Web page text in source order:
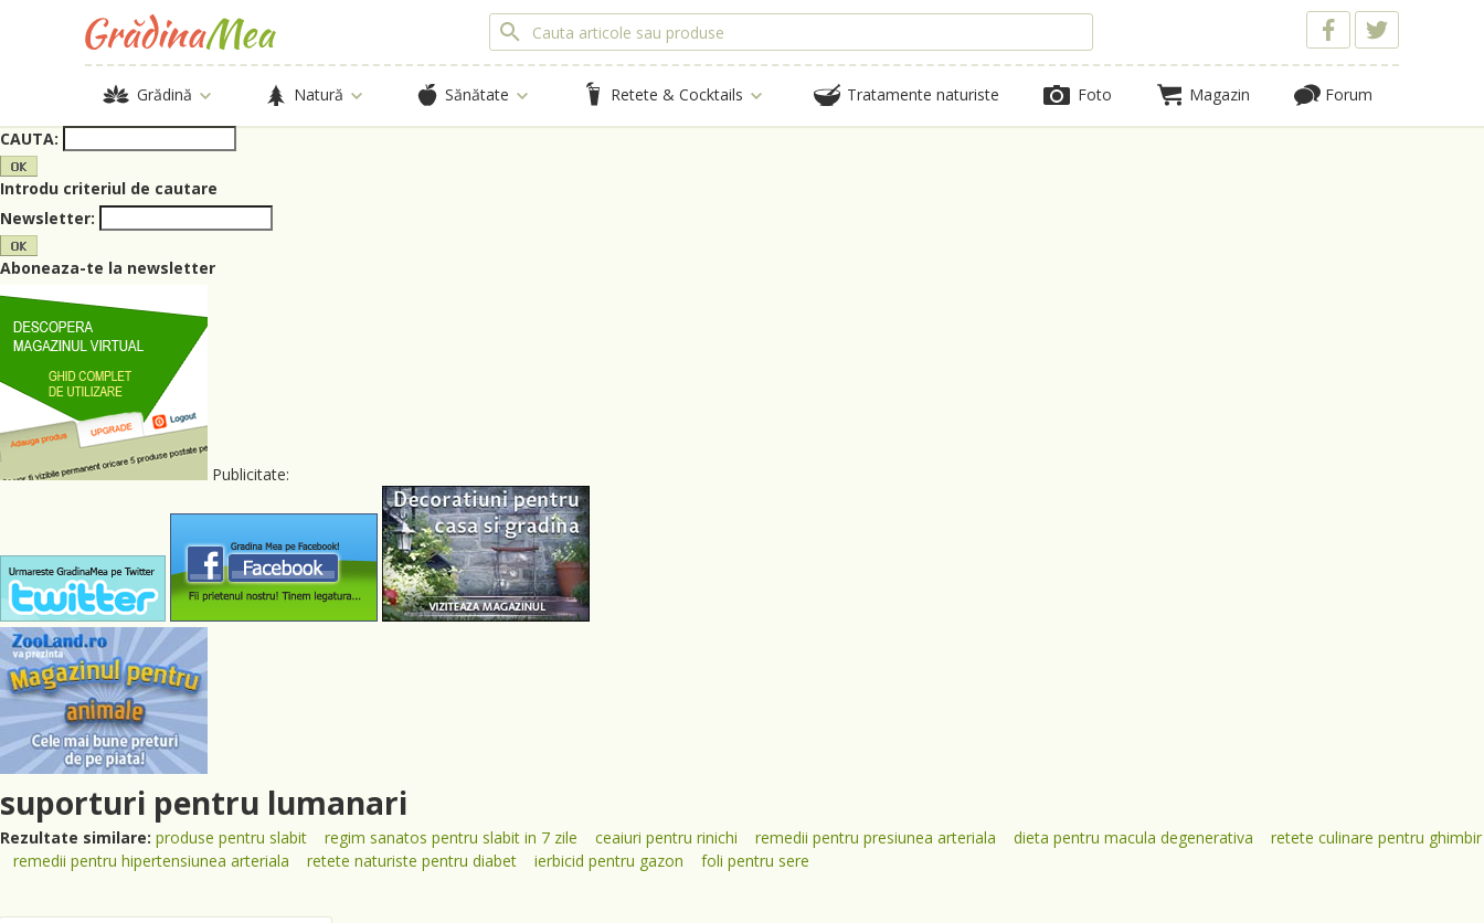
Grădină Natură Sănătate Retete & Cocktails Tratamente naturiste Foto Magazin Forum
CAUTA:
Introdu criteriul de cautare
Newsletter:
Aboneaza-te la newsletter
Publicitate:
suporturi pentru lumanari
Rezultate similare: produse pentru slabit regim sanatos pentru slabit in 7 zile ceaiuri pentru rinichi remedii pentru presiunea arteriala dieta pentru macula degenerativa
retete culinare pentru ghimbir
remedii pentru hipertensiunea arteriala
retete naturiste pentru diabet ierbicid pentru gazon foli pentru sere